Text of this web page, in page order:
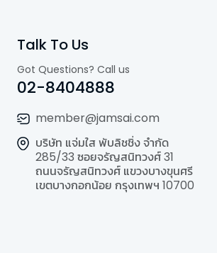
Talk To Us
Got Questions? Call us
02-8404888
member@jamsai.com
บริษัท แจ่มใส พับลิชชิ่ง จำกัด
285/33 ซอยจรัญสนิทวงศ์ 31
ถนนจรัญสนิทวงศ์ แขวงบางขุนศรี
เขตบางกอกน้อย กรุงเทพฯ 10700